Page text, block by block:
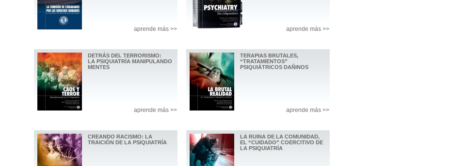
aprende más >> aprende más >>
DETRÁS DEL TERRORISMO:
LA PSIQUIATRÍA MANIPULANDO
MENTES
aprende más >>
TERAPIAS BRUTALES,
“TRATAMIENTOS”
PSIQUIÁTRICOS DAÑINOS
aprende más >>
CREANDO RACISMO: LA
TRAICIÓN DE LA PSIQUIATRÍA
LA RUINA DE LA COMUNIDAD,
EL “CUIDADO” COERCITIVO DE
LA PSIQUIATRÍA